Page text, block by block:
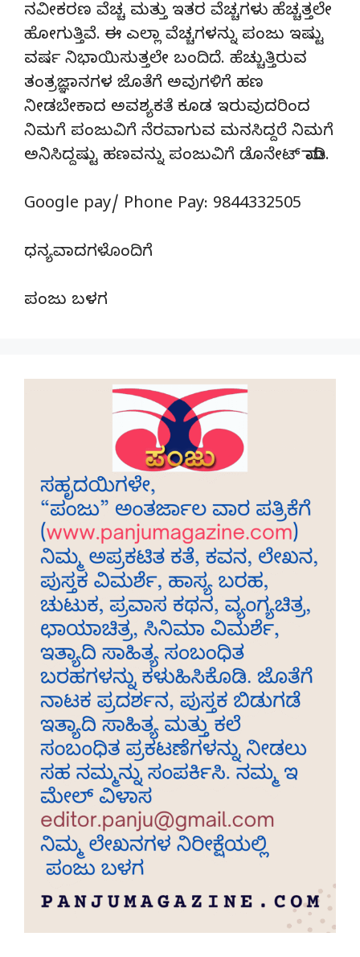
ನವೀಕರಣ ವೆಚ್ಚ ಮತ್ತು ಇತರ ವೆಚ್ಚಗಳು ಹೆಚ್ಚತ್ತಲೇ
ಹೋಗುತ್ತಿವೆ. ಈ ಎಲ್ಲಾ ವೆಚ್ಚಗಳನ್ನು ಪಂಜು ಇಷ್ಟು
ವರ್ಷ ನಿಭಾಯಿಸುತ್ತಲೇ ಬಂದಿದೆ. ಹೆಚ್ಚುತ್ತಿರುವ
ತಂತ್ರಜ್ಞಾನಗಳ ಜೊತೆಗೆ ಅವುಗಳಿಗೆ ಹಣ
ನೀಡಬೇಕಾದ ಅವಶ್ಯಕತೆ ಕೂಡ ಇರುವುದರಿಂದ
ನಿಮಗೆ ಪಂಜುವಿಗೆ ನೆರವಾಗುವ ಮನಸಿದ್ದರೆ ನಿಮಗೆ
ಅನಿಸಿದ್ದಷ್ಟು ಹಣವನ್ನು ಪಂಜುವಿಗೆ ಡೊನೇಟ್‌ ಮಾಡಿ.
Google pay/ Phone Pay: 9844332505
ಧನ್ಯವಾದಗಳೊಂದಿಗೆ
ಪಂಜು ಬಳಗ